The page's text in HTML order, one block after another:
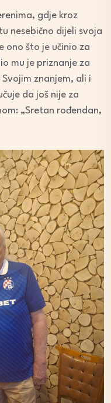
gdje kroz
nesebično dijeli svoja
ono što je učinio za
mu je priznanje za
znanjem, ali i
da još nije za
„Sretan rođendan,